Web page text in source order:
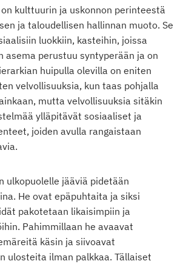
kulttuurin ja uskonnon perinteestä
ja taloudellisen hallinnan muoto. Se
luokkiin, kasteihin, joissa
asema perustuu syntyperään ja on
huipulla olevilla on eniten
velvollisuuksia, kun taas pohjalla
mutta velvollisuuksia sitäkin
ylläpitävät sosiaaliset ja
joiden avulla rangaistaan
ulkopuolelle jääviä pidetään
He ovat epäpuhtaita ja siksi
pakotetaan likaisimpiin ja
Pahimmillaan he avaavat
käsin ja siivoavat
ulosteita ilman palkkaa. Tällaiset